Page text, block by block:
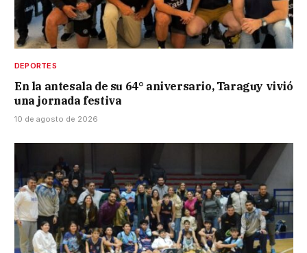
DEPORTES
En la antesala de su 64° aniversario, Taraguy vivió
una jornada festiva
10 de agosto de 2026